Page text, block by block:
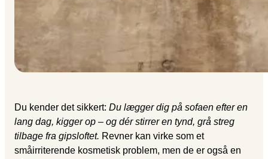
Du kender det sikkert: Du lægger dig på sofaen efter en
lang dag, kigger op – og dér stirrer en tynd, grå streg
tilbage fra gipsloftet. Revner kan virke som et
småirriterende kosmetisk problem, men de er også en